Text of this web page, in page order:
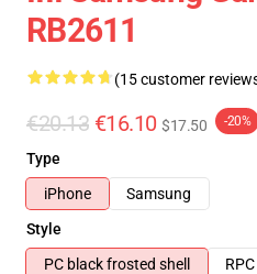
RB2611
(15 customer
€20.13 €16.10 $17.50 -20%
Type
iPhone
Samsung
Style
PC black frosted shell